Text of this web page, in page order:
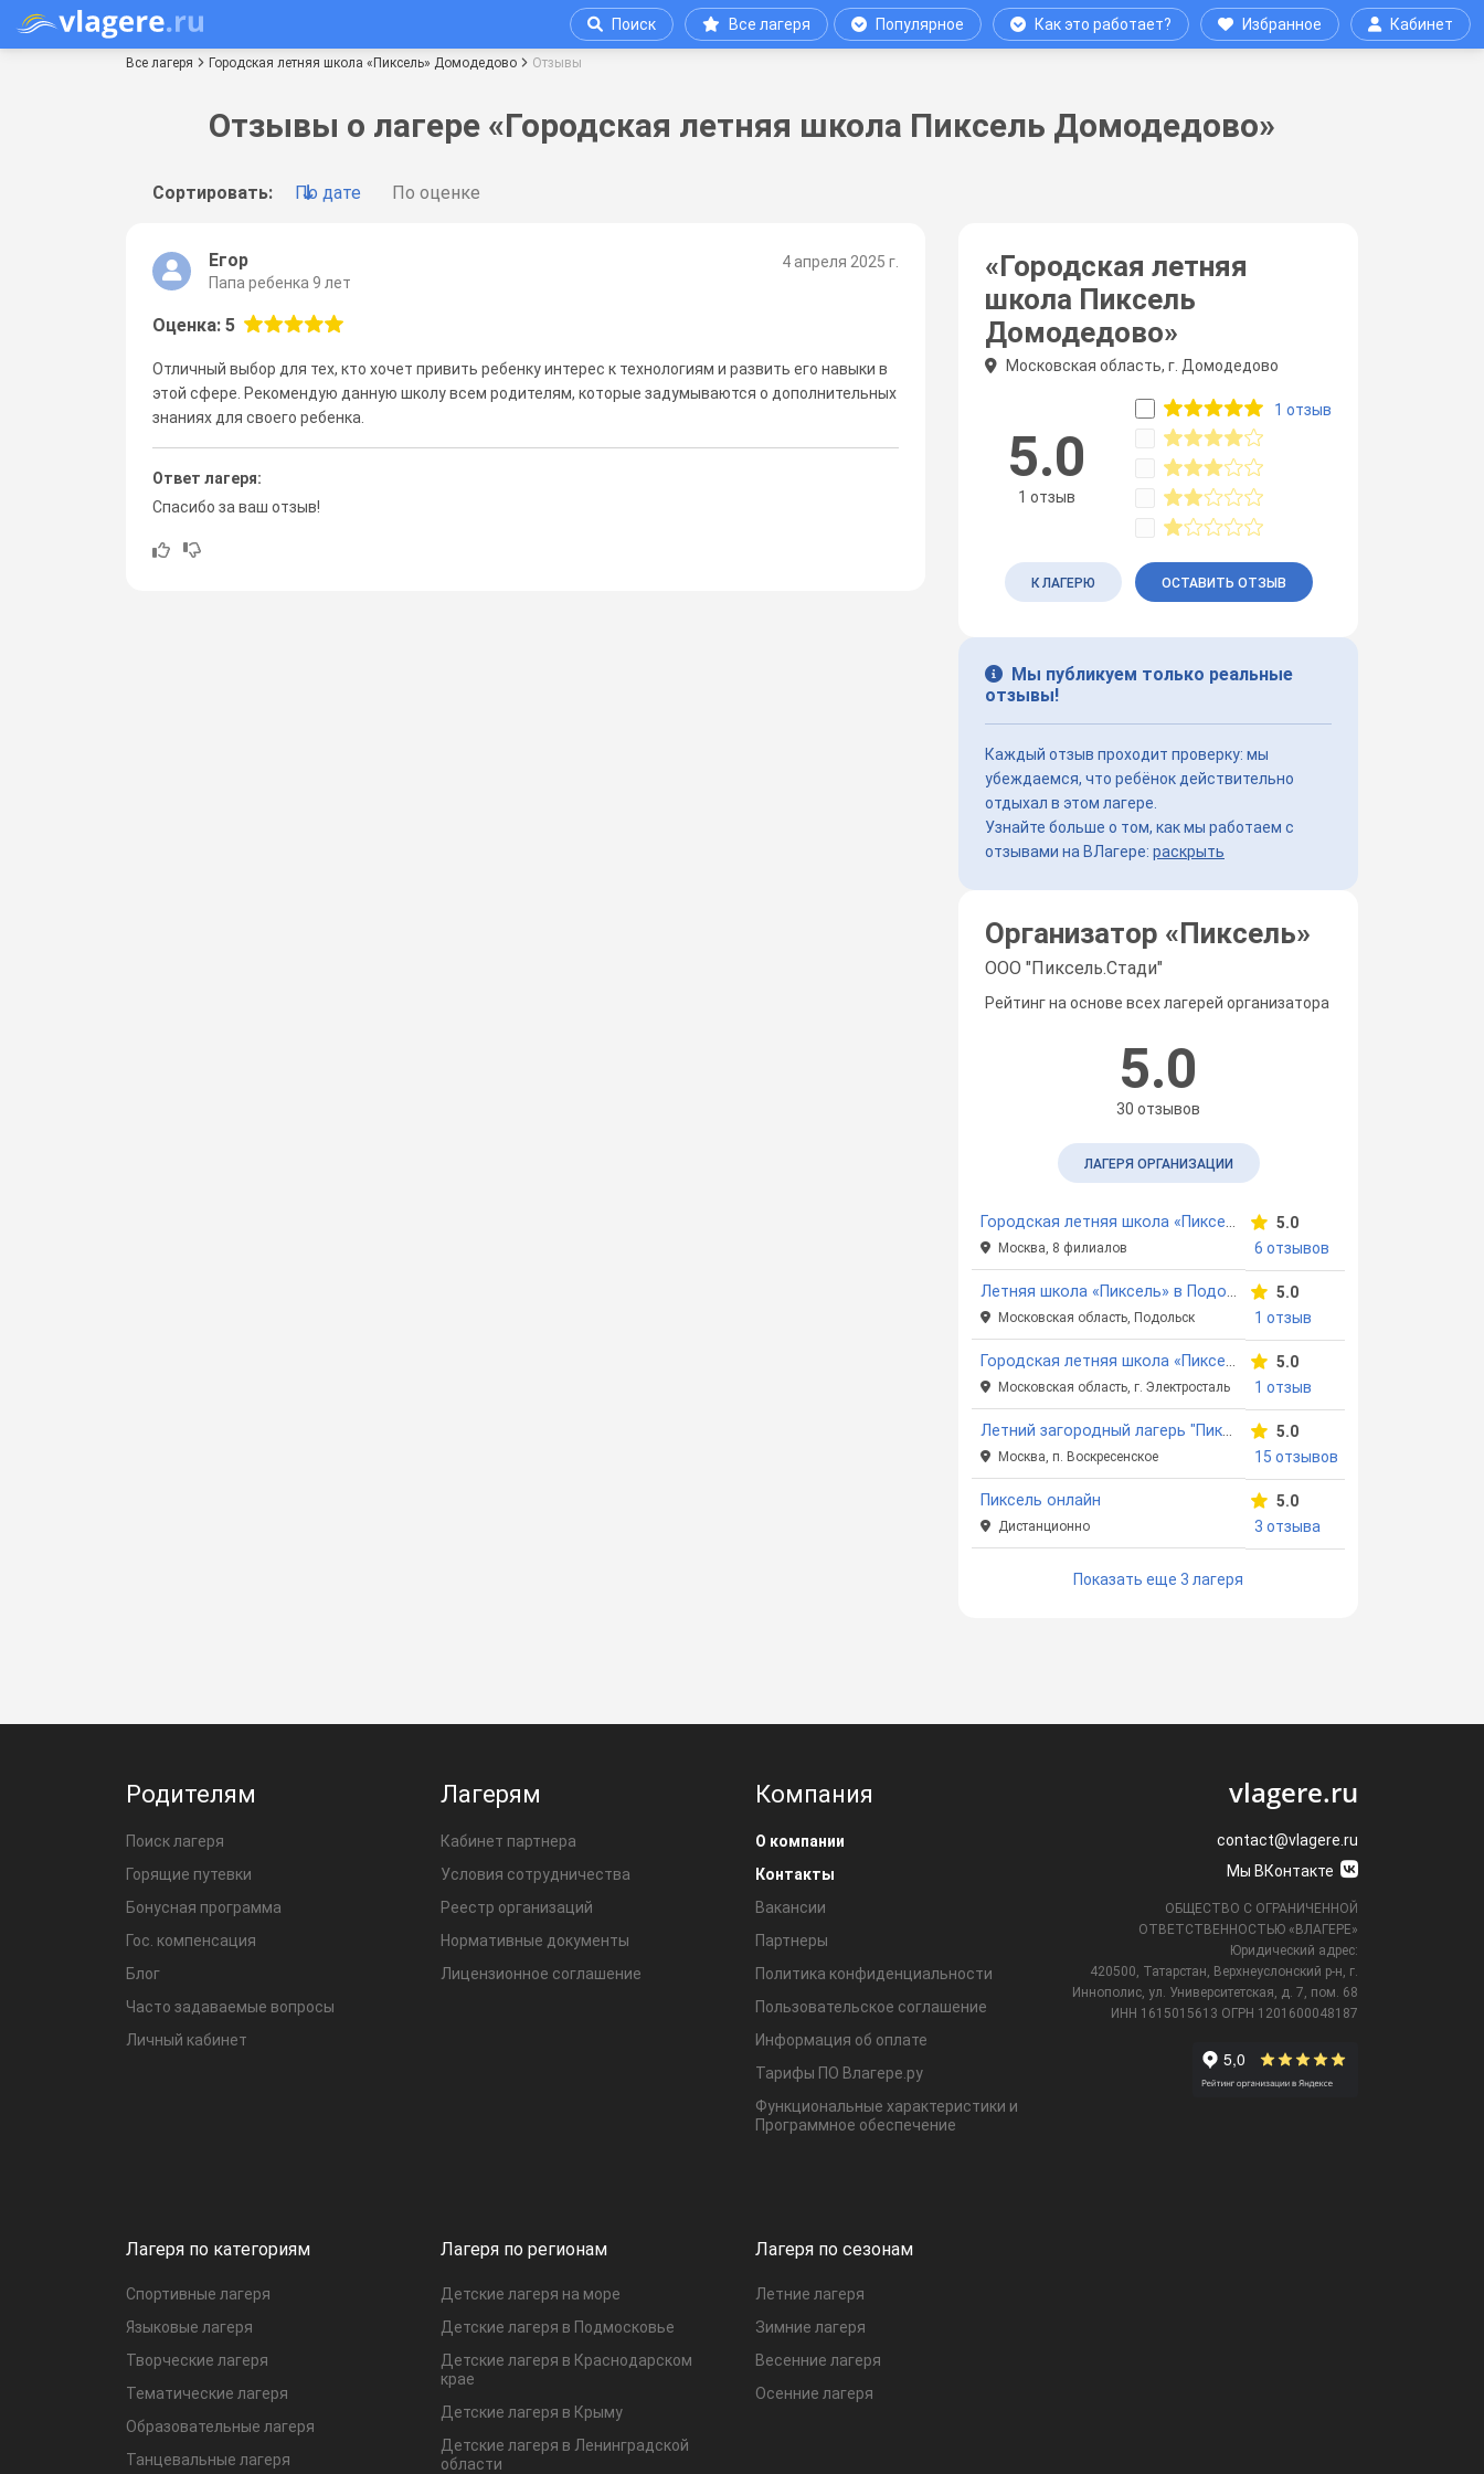
Поиск Все лагеря Популярное Как это работает? Избранное Кабинет
Все лагеря Городская летняя школа «Пиксель» Домодедово Отзывы
Отзывы о лагере «Городская летняя школа Пиксель Домодедово»
Сортировать: По дате По оценке
4 апреля 2025 г.
Егор
Папа ребенка 9 лет
Оценка: 5
Отличный выбор для тех, кто хочет привить ребенку интерес к технологиям и развить его навыки в
этой сфере. Рекомендую данную школу всем родителям, которые задумываются о дополнительных
знаниях для своего ребенка.
Ответ лагеря:
Спасибо за ваш отзыв!
«Городская летняя
школа Пиксель
Домодедово»
Московская область, г. Домодедово
5.0
1 отзыв
1 отзыв
К ЛАГЕРЮ ОСТАВИТЬ ОТЗЫВ
Мы публикуем только реальные
отзывы!
Каждый отзыв проходит проверку: мы
убеждаемся, что ребёнок действительно
отдыхал в этом лагере.
Узнайте больше о том, как мы работаем с
отзывами на ВЛагере: раскрыть
Организатор «Пиксель»
ООО "Пиксель.Стади"
Рейтинг на основе всех лагерей организатора
5.0
30 отзывов
ЛАГЕРЯ ОРГАНИЗАЦИИ
Городская летняя школа «Пиксель»
Москва, 8 филиалов
5.0
6 отзывов
Летняя школа «Пиксель» в Подольске
Московская область, Подольск
5.0
1 отзыв
Городская летняя школа «Пиксель» Электросталь
Московская область, г. Электросталь
5.0
1 отзыв
Летний загородный лагерь "Пиксель"
Москва, п. Воскресенское
5.0
15 отзывов
Пиксель онлайн
Дистанционно
5.0
3 отзыва
Показать еще 3 лагеря
Родителям
Поиск лагеря
Горящие путевки
Бонусная программа
Гос. компенсация
Блог
Часто задаваемые вопросы
Личный кабинет
Лагерям
Кабинет партнера
Условия сотрудничества
Реестр организаций
Нормативные документы
Лицензионное соглашение
Компания
О компании
Контакты
Вакансии
Партнеры
Политика конфиденциальности
Пользовательское соглашение
Информация об оплате
Тарифы ПО Влагере.ру
Функциональные характеристики и
Программное обеспечение
Лагеря по категориям
Спортивные лагеря
Языковые лагеря
Творческие лагеря
Тематические лагеря
Образовательные лагеря
Танцевальные лагеря
Лагеря по регионам
Детские лагеря на море
Детские лагеря в Подмосковье
Детские лагеря в Краснодарском
крае
Детские лагеря в Крыму
Детские лагеря в Ленинградской
области
Лагеря по сезонам
Летние лагеря
Зимние лагеря
Весенние лагеря
Осенние лагеря
vlagere.ru
contact@vlagere.ru
Мы ВКонтакте
ОБЩЕСТВО С ОГРАНИЧЕННОЙ
ОТВЕТСТВЕННОСТЬЮ «ВЛАГЕРЕ»
Юридический адрес:
420500, Татарстан, Верхнеуслонский р-н, г.
Иннополис, ул. Университетская,
д. 7, пом. 68
ИНН 1615015613 ОГРН 1201600048187